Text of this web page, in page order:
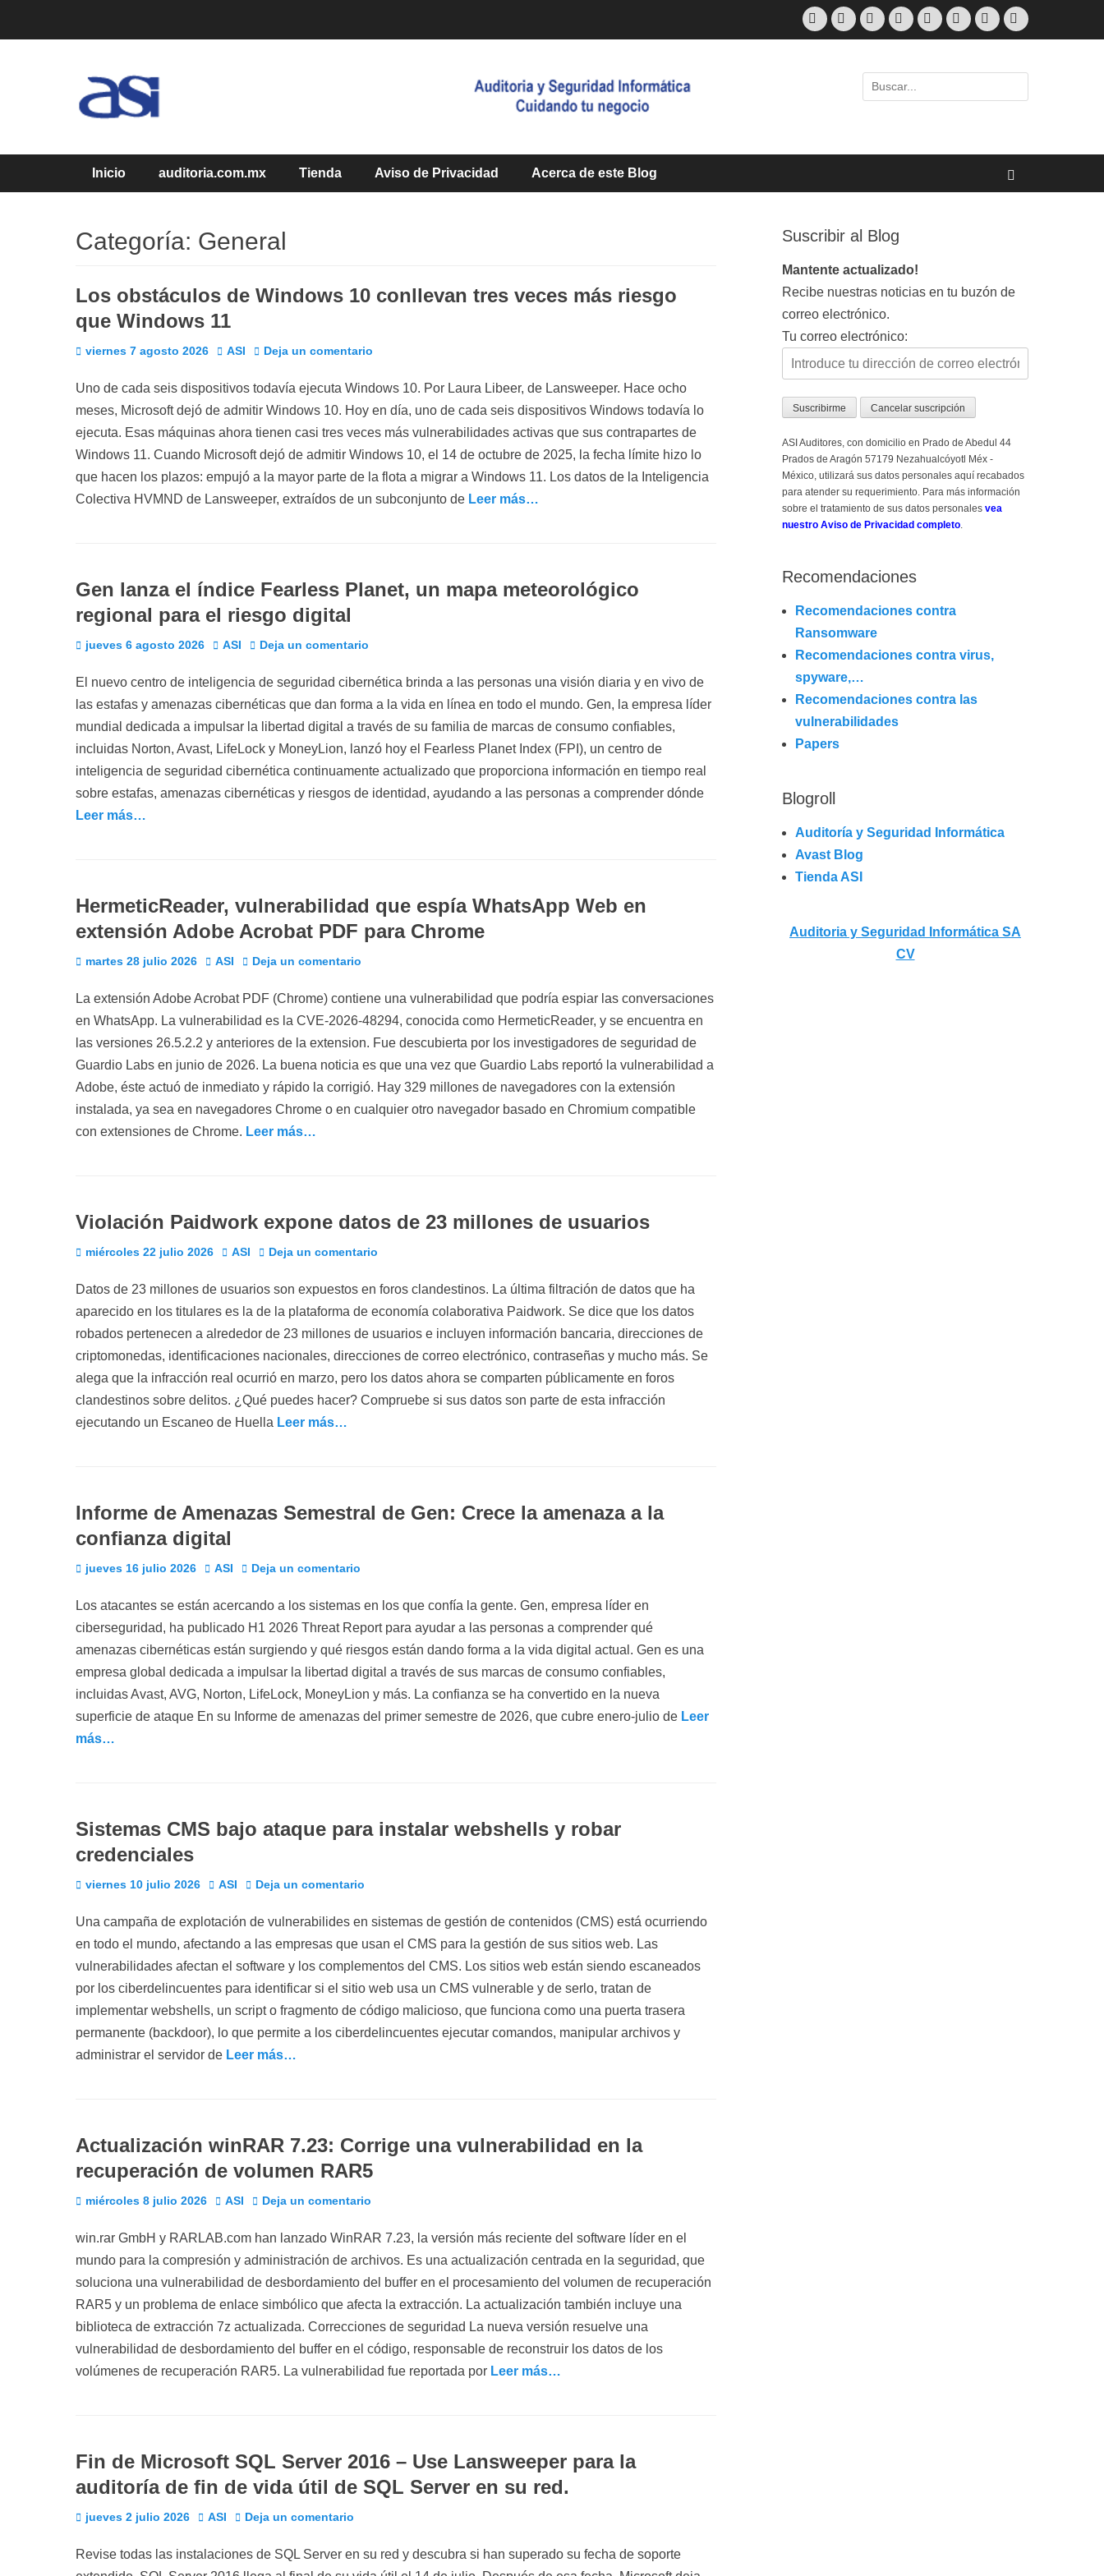
FacebookTwitter Correo
electrónico
Feed LinkedInSkype Web Teléfono
ASI Blog
Cuidando Tu Negocio
Buscar
por:
Menú principal
Inicio auditoria.com.mx Tienda Aviso de Privacidad Acerca de este Blog
Posteado en
Posteado en
Posteado en
Posteado en
Posteado en
Categoría: General
Los obstáculos de Windows 10 conllevan tres veces más riesgo
que Windows 11
Publicado
viernes 7 agosto 2026 Autor
ASI Deja un comentario
Uno de cada seis dispositivos todavía ejecuta Windows 10. Por Laura Libeer, de Lansweeper. Hace ocho
meses, Microsoft dejó de admitir Windows 10. Hoy en día, uno de cada seis dispositivos Windows todavía lo
ejecuta. Esas máquinas ahora tienen casi tres veces más vulnerabilidades activas que sus contrapartes de
Windows 11. Cuando Microsoft dejó de admitir Windows 10, el 14 de octubre de 2025, la fecha límite hizo lo
que hacen los plazos: empujó a la mayor parte de la flota a migrar a Windows 11. Los datos de la Inteligencia
Colectiva HVMND de Lansweeper, extraídos de un subconjunto de Leer más…
Gen lanza el índice Fearless Planet, un mapa meteorológico
regional para el riesgo digital
Publicado
jueves 6 agosto 2026 Autor
ASI Deja un comentario
El nuevo centro de inteligencia de seguridad cibernética brinda a las personas una visión diaria y en vivo de
las estafas y amenazas cibernéticas que dan forma a la vida en línea en todo el mundo. Gen, la empresa líder
mundial dedicada a impulsar la libertad digital a través de su familia de marcas de consumo confiables,
incluidas Norton, Avast, LifeLock y MoneyLion, lanzó hoy el Fearless Planet Index (FPI), un centro de
inteligencia de seguridad cibernética continuamente actualizado que proporciona información en tiempo real
sobre estafas, amenazas cibernéticas y riesgos de identidad, ayudando a las personas a comprender dónde
Leer más…
HermeticReader, vulnerabilidad que espía WhatsApp Web en
extensión Adobe Acrobat PDF para Chrome
Publicado
martes 28 julio 2026 Autor
ASI Deja un comentario
La extensión Adobe Acrobat PDF (Chrome) contiene una vulnerabilidad que podría espiar las conversaciones
en WhatsApp. La vulnerabilidad es la CVE-2026-48294, conocida como HermeticReader, y se encuentra en
las versiones 26.5.2.2 y anteriores de la extension. Fue descubierta por los investigadores de seguridad de
Guardio Labs en junio de 2026. La buena noticia es que una vez que Guardio Labs reportó la vulnerabilidad a
Adobe, éste actuó de inmediato y rápido la corrigió. Hay 329 millones de navegadores con la extensión
instalada, ya sea en navegadores Chrome o en cualquier otro navegador basado en Chromium compatible
con extensiones de Chrome. Leer más…
Violación Paidwork expone datos de 23 millones de usuarios
Publicado
miércoles 22 julio 2026 Autor
ASI Deja un comentario
Datos de 23 millones de usuarios son expuestos en foros clandestinos. La última filtración de datos que ha
aparecido en los titulares es la de la plataforma de economía colaborativa Paidwork. Se dice que los datos
robados pertenecen a alrededor de 23 millones de usuarios e incluyen información bancaria, direcciones de
criptomonedas, identificaciones nacionales, direcciones de correo electrónico, contraseñas y mucho más. Se
alega que la infracción real ocurrió en marzo, pero los datos ahora se comparten públicamente en foros
clandestinos sobre delitos. ¿Qué puedes hacer? Compruebe si sus datos son parte de esta infracción
ejecutando un Escaneo de Huella Leer más…
Informe de Amenazas Semestral de Gen: Crece la amenaza a la
confianza digital
Publicado
jueves 16 julio 2026 Autor
ASI Deja un comentario
Los atacantes se están acercando a los sistemas en los que confía la gente. Gen, empresa líder en
ciberseguridad, ha publicado H1 2026 Threat Report para ayudar a las personas a comprender qué
amenazas cibernéticas están surgiendo y qué riesgos están dando forma a la vida digital actual. Gen es una
empresa global dedicada a impulsar la libertad digital a través de sus marcas de consumo confiables,
incluidas Avast, AVG, Norton, LifeLock, MoneyLion y más. La confianza se ha convertido en la nueva
superficie de ataque En su Informe de amenazas del primer semestre de 2026, que cubre enero-julio de Leer
más…
Sistemas CMS bajo ataque para instalar webshells y robar
credenciales
Publicado
viernes 10 julio 2026 Autor
ASI Deja un comentario
Una campaña de explotación de vulnerabilides en sistemas de gestión de contenidos (CMS) está ocurriendo
en todo el mundo, afectando a las empresas que usan el CMS para la gestión de sus sitios web. Las
vulnerabilidades afectan el software y los complementos del CMS. Los sitios web están siendo escaneados
por los ciberdelincuentes para identificar si el sitio web usa un CMS vulnerable y de serlo, tratan de
implementar webshells, un script o fragmento de código malicioso, que funciona como una puerta trasera
permanente (backdoor), lo que permite a los ciberdelincuentes ejecutar comandos, manipular archivos y
administrar el servidor de Leer más…
Actualización winRAR 7.23: Corrige una vulnerabilidad en la
recuperación de volumen RAR5
Publicado
miércoles 8 julio 2026 Autor
ASI Deja un comentario
win.rar GmbH y RARLAB.com han lanzado WinRAR 7.23, la versión más reciente del software líder en el
mundo para la compresión y administración de archivos. Es una actualización centrada en la seguridad, que
soluciona una vulnerabilidad de desbordamiento del buffer en el procesamiento del volumen de recuperación
RAR5 y un problema de enlace simbólico que afecta la extracción. La actualización también incluye una
biblioteca de extracción 7z actualizada. Correcciones de seguridad La nueva versión resuelve una
vulnerabilidad de desbordamiento del buffer en el código, responsable de reconstruir los datos de los
volúmenes de recuperación RAR5. La vulnerabilidad fue reportada por Leer más…
Fin de Microsoft SQL Server 2016 – Use Lansweeper para la
auditoría de fin de vida útil de SQL Server en su red.
Publicado
jueves 2 julio 2026 Autor
ASI Deja un comentario
Revise todas las instalaciones de SQL Server en su red y descubra si han superado su fecha de soporte
Suscribir al Blog
Mantente actualizado!
Recibe nuestras noticias en tu buzón de
correo electrónico.
Tu correo electrónico:
ASI Auditores, con domicilio en Prado de Abedul 44
Prados de Aragón 57179 Nezahualcóyotl Méx -
México, utilizará sus datos personales aquí recabados
para atender su requerimiento. Para más información
sobre el tratamiento de sus datos personales vea
nuestro Aviso de Privacidad completo.
Recomendaciones
Recomendaciones contra
Ransomware
Recomendaciones contra virus,
spyware,…
Recomendaciones contra las
vulnerabilidades
Papers
Blogroll
Auditoría y Seguridad Informática
Avast Blog
Tienda ASI
Auditoria y Seguridad Informática SA
CV